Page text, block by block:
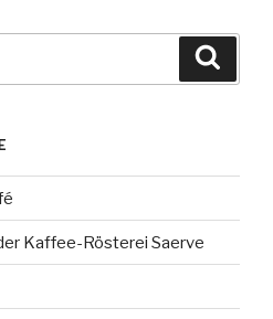
Kaffee-Rösterei Saerve